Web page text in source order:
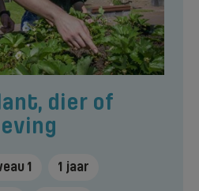
dier of
1 1 jaar